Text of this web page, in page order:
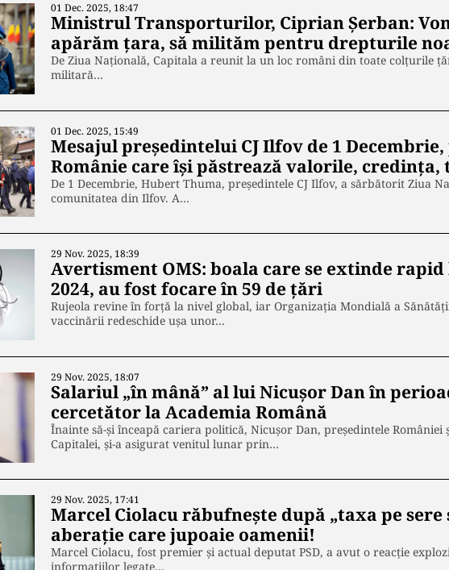
01 Dec. 2025, 18:47
Ministrul Transporturilor, Ciprian Șerban:
apărăm țara, să milităm pentru drepturile
De Ziua Națională, Capitala a reunit la un loc români din toate colțurile
militară…
01 Dec. 2025, 15:49
Mesajul președintelui CJ Ilfov de 1
Românie care își păstrează valorile,
De 1 Decembrie, Hubert Thuma, președintele CJ Ilfov, a sărbătorit Ziua
comunitatea din Ilfov. A…
29 Nov. 2025, 18:39
Avertisment OMS: boala care se extinde
2024, au fost focare în 59 de țări
Rujeola revine în forță la nivel global, iar Organizația Mondială a
vaccinării redeschide ușa unor…
29 Nov. 2025, 18:07
Salariul „în mână” al lui Nicușor Dan în
cercetător la Academia Română
Înainte să-și înceapă cariera politică, Nicușor Dan, președintele
Capitalei, și-a asigurat venitul lunar prin…
29 Nov. 2025, 17:41
Marcel Ciolacu răbufnește după „taxa pe sere
aberație care jupoaie oamenii!
Marcel Ciolacu, fost premier și actual deputat PSD, a avut o reacție
informațiilor legate…